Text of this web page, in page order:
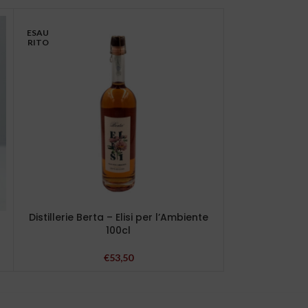
ESAU
RITO
Distillerie Berta – Elisi per l’Ambiente
100cl
€53,50